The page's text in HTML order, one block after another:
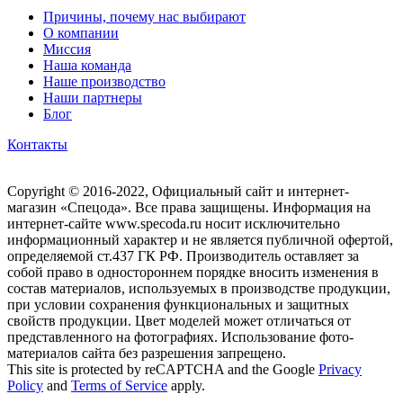
Причины, почему нас выбирают
О компании
Миссия
Наша команда
Наше производство
Наши партнеры
Блог
Контакты
Copyright © 2016-2022, Официальный сайт и интернет-
магазин «Спецода». Все права защищены. Информация на
интернет-сайте www.specoda.ru носит исключительно
информационный характер и не является публичной офертой,
определяемой ст.437 ГК РФ. Производитель оставляет за
собой право в одностороннем порядке вносить изменения в
состав материалов, используемых в производстве продукции,
при условии сохранения функциональных и защитных
свойств продукции. Цвет моделей может отличаться от
представленного на фотографиях. Использование фото-
материалов сайта без разрешения запрещено.
This site is protected by reCAPTCHA and the Google Privacy
Policy and Terms of Service apply.